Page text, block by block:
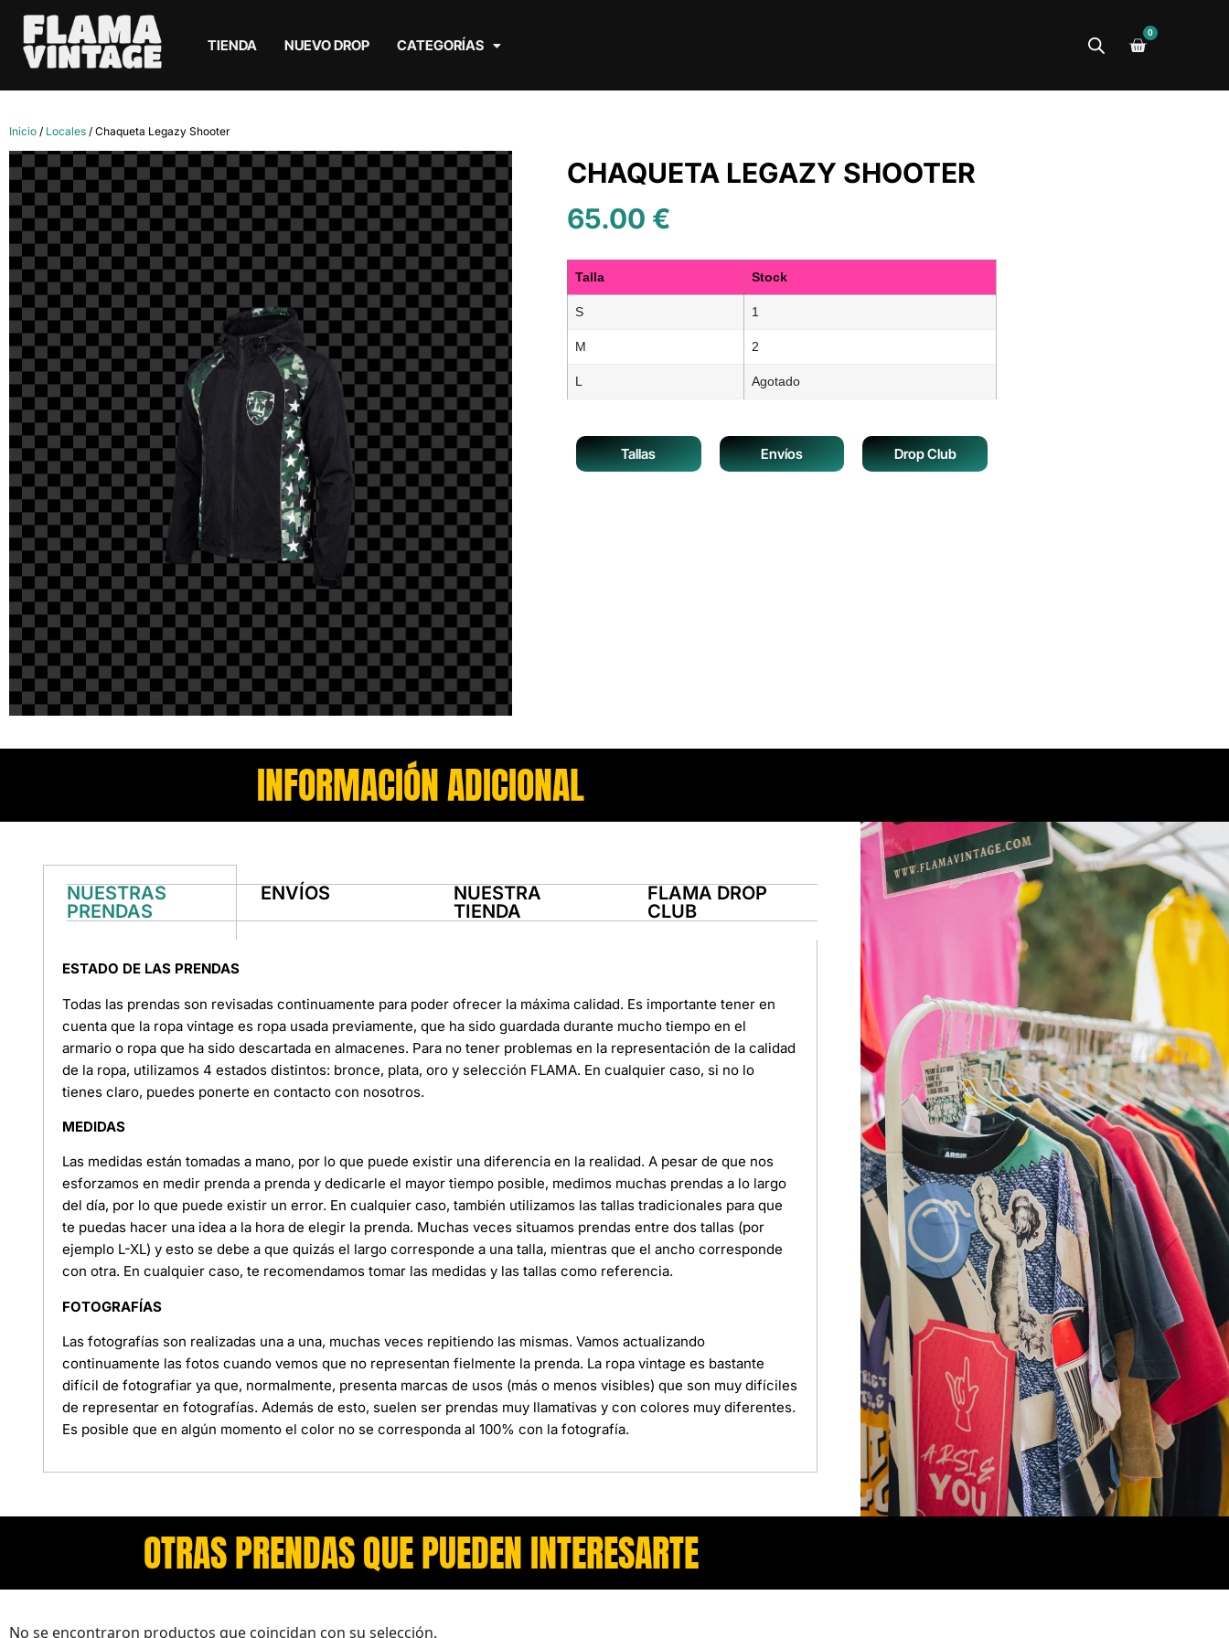
TIENDA NUEVO DROP CATEGORÍAS
0
Inicio / Locales / Chaqueta Legazy Shooter
CHAQUETA LEGAZY SHOOTER
65.00 €
Talla Stock
S 1
M 2
L Agotado
Tallas Envíos Drop Club
INFORMACIÓN ADICIONAL
NUESTRAS
PRENDAS
ENVÍOS
NUESTRA
TIENDA
FLAMA DROP
CLUB
ESTADO DE LAS PRENDAS
Todas las prendas son revisadas continuamente para poder ofrecer la máxima calidad. Es importante tener en
cuenta que la ropa vintage es ropa usada previamente, que ha sido guardada durante mucho tiempo en el
armario o ropa que ha sido descartada en almacenes. Para no tener problemas en la representación de la calidad
de la ropa, utilizamos 4 estados distintos: bronce, plata, oro y selección FLAMA. En cualquier caso, si no lo
tienes claro, puedes ponerte en contacto con nosotros.
MEDIDAS
Las medidas están tomadas a mano, por lo que puede existir una diferencia en la realidad. A pesar de que nos
esforzamos en medir prenda a prenda y dedicarle el mayor tiempo posible, medimos muchas prendas a lo largo
del día, por lo que puede existir un error. En cualquier caso, también utilizamos las tallas tradicionales para que
te puedas hacer una idea a la hora de elegir la prenda. Muchas veces situamos prendas entre dos tallas (por
ejemplo L-XL) y esto se debe a que quizás el largo corresponde a una talla, mientras que el ancho corresponde
con otra. En cualquier caso, te recomendamos tomar las medidas y las tallas como referencia.
FOTOGRAFÍAS
Las fotografías son realizadas una a una, muchas veces repitiendo las mismas. Vamos actualizando
continuamente las fotos cuando vemos que no representan fielmente la prenda. La ropa vintage es bastante
difícil de fotografiar ya que, normalmente, presenta marcas de usos (más o menos visibles) que son muy difíciles
de representar en fotografías. Además de esto, suelen ser prendas muy llamativas y con colores muy diferentes.
Es posible que en algún momento el color no se corresponda al 100% con la fotografía.
OTRAS PRENDAS QUE PUEDEN INTERESARTE​
No se encontraron productos que coincidan con su selección.